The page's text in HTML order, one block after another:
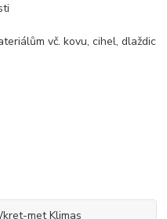
vč. kovu, cihel, dlaždic
met Klimas